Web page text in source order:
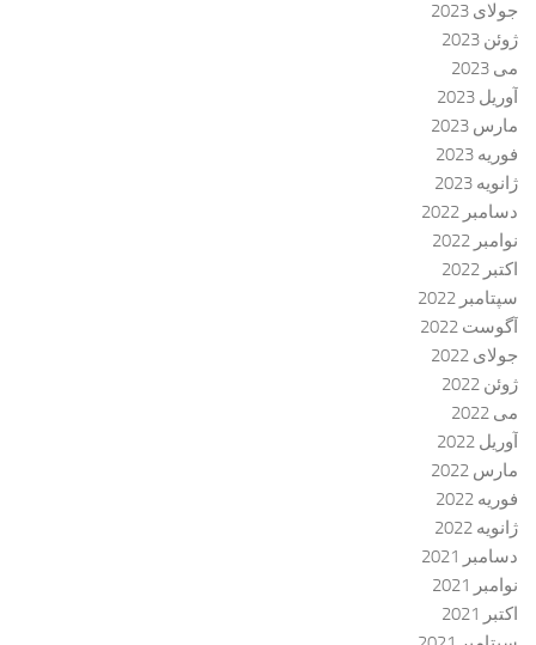
جولای 2023
ژوئن 2023
می 2023
آوریل 2023
مارس 2023
فوریه 2023
ژانویه 2023
دسامبر 2022
نوامبر 2022
اکتبر 2022
سپتامبر 2022
آگوست 2022
جولای 2022
ژوئن 2022
می 2022
آوریل 2022
مارس 2022
فوریه 2022
ژانویه 2022
دسامبر 2021
نوامبر 2021
اکتبر 2021